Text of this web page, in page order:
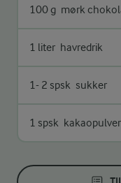
100 g mørk
1 liter havredrik
1- 2 spsk sukker
1 spsk kakaopulver